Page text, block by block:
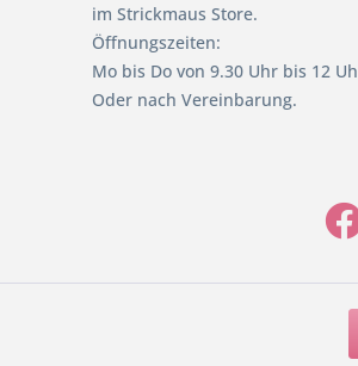
im Strickmaus Store.
Öffnungszeiten:
Mo bis Do von 9.30 Uhr bis 12
Oder nach Vereinbarung.